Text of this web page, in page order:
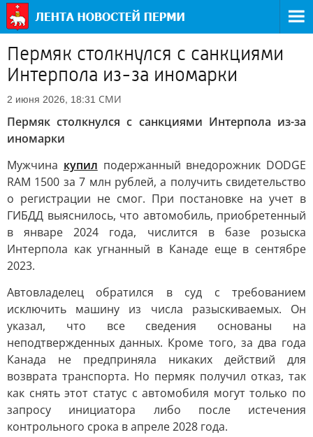
Пермяк столкнулся с санкциями
Интерпола из-за иномарки
2 июня 2026, 18:31 СМИ
Пермяк столкнулся с санкциями Интерпола из-за
иномарки
Мужчина купил подержанный внедорожник DODGE
RAM 1500 за 7 млн рублей, а получить свидетельство
о регистрации не смог. При постановке на учет в
ГИБДД выяснилось, что автомобиль, приобретенный
в январе 2024 года, числится в базе розыска
Интерпола как угнанный в Канаде еще в сентябре
2023.
Автовладелец обратился в суд с требованием
исключить машину из числа разыскиваемых. Он
указал, что все сведения основаны на
неподтвержденных данных. Кроме того, за два года
Канада не предприняла никаких действий для
возврата транспорта. Но пермяк получил отказ, так
как снять этот статус с автомобиля могут только по
запросу инициатора либо после истечения
контрольного срока в апреле 2028 года.